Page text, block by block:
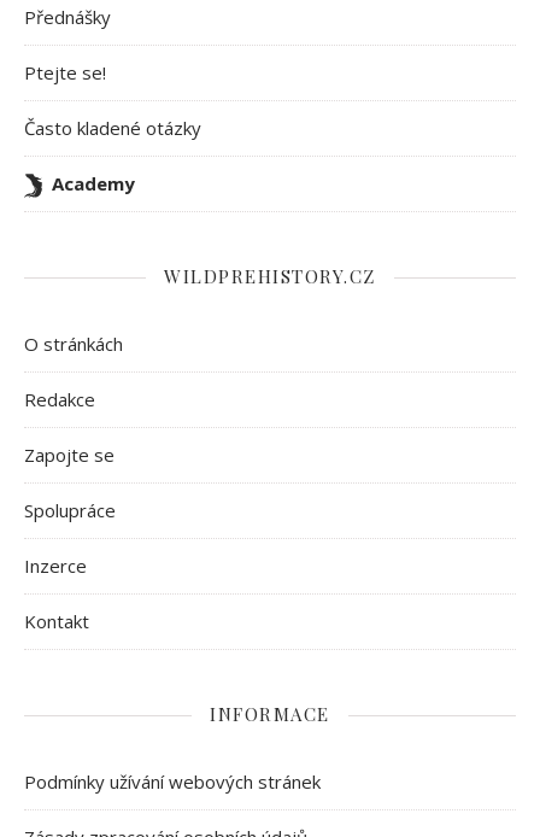
Přednášky
Ptejte se!
Často kladené otázky
Academy
WILDPREHISTORY.CZ
O stránkách
Redakce
Zapojte se
Spolupráce
Inzerce
Kontakt
INFORMACE
Podmínky užívání webových stránek